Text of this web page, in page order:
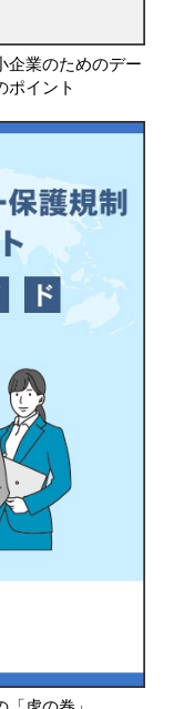
企業のためのデー
ポイント